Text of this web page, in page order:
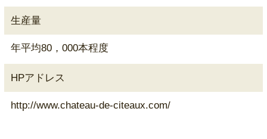
生産量
年平均80，000本程度
HPアドレス
http://www.chateau-de-citeaux.com/